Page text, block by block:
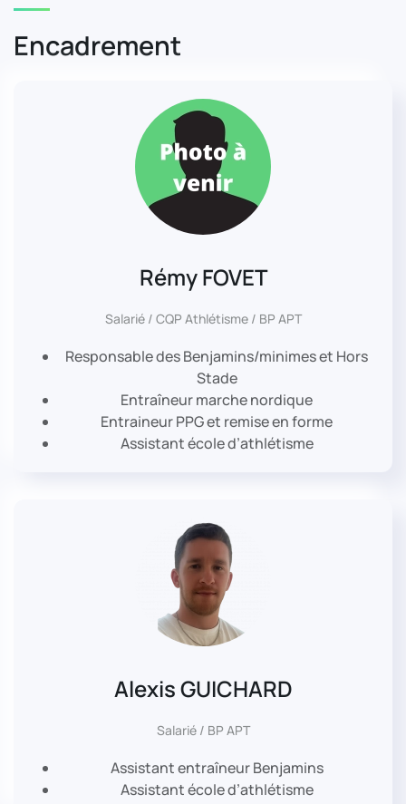
Encadrement
Rémy FOVET
Salarié / CQP Athlétisme / BP APT
Responsable des Benjamins/minimes et Hors
Stade
Entraîneur marche nordique
Entraineur PPG et remise en forme
Assistant école d’athlétisme
Alexis GUICHARD
Salarié / BP APT
Assistant entraîneur Benjamins
Assistant école d’athlétisme